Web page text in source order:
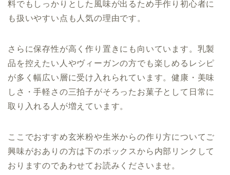
料でもしっかりとした風味が出るため手作り初心者に
も扱いやすい点も人気の理由です。
さらに保存性が高く作り置きにも向いています。乳製
品を控えたい人やヴィーガンの方でも楽しめるレシピ
が多く幅広い層に受け入れられています。健康・美味
しさ・手軽さの三拍子がそろったお菓子として日常に
取り入れる人が増えています。
ここでおすすめ玄米粉や生米からの作り方についてご
興味がおありの方は下のボックスから内部リンクして
おりますのであわせてお読みくださいませ。